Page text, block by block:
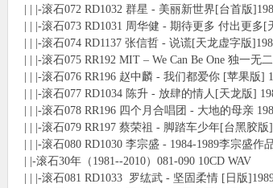
| | |-滚石072 RD1032 群星 - 美丽新世界[台首版
| | |-滚石073 RD1031 周华健 - 期待更多 付出更多[
| | |-滚石074 RD1137 张信哲 - 说谎[天龙虚字版
| | |-滚石075 RR192 MIT – We Can Be One 独一无
| | |-滚石076 RR196 赵中麟 - 我们都爱你 [苹果版]
| | |-滚石077 RD1034 陈升 - 放肆的情人[天龙版]
| | |-滚石078 RR196 四个月合唱团 - 大地的母亲
| | |-滚石079 RR197 蔡荣祖 - 脚踏车少年[台黑胶版
| | |-滚石080 RD1030 李宗盛 - 1984-1989李宗盛
| |-滚石30年（1981--2010）081-090 10CD WAV
| | |-滚石081 RD1033 罗纮武 - 坚固柔情 [日版